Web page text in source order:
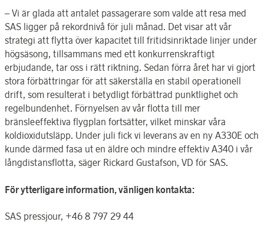
– Vi är glada att antalet passagerare som valde att resa med
SAS ligger på rekordnivå för juli månad. Det visar att vår
strategi att flytta över kapacitet till fritidsinriktade linjer under
högsäsong, tillsammans med ett konkurrenskraftigt
erbjudande, tar oss i rätt riktning. Sedan förra året har vi gjort
stora förbättringar för att säkerställa en stabil operationell
drift, som resulterat i betydligt förbättrad punktlighet och
regelbundenhet. Förnyelsen av vår flotta till mer
bränsleeffektiva flygplan fortsätter, vilket minskar våra
koldioxidutsläpp. Under juli fick vi leverans av en ny A330E och
kunde därmed fasa ut en äldre och mindre effektiv A340 i vår
långdistansflotta, säger Rickard Gustafson, VD för SAS.
För ytterligare information, vänligen kontakta:
SAS pressjour, +46 8 797 29 44